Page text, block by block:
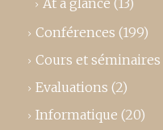
Conférences (199)
Cours et séminaires
Evaluations (2)
Informatique (20)